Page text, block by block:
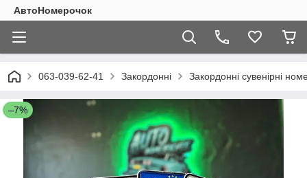
АвтоНомерочок
063-039-62-41 Закордонні Закордонні сувенірні
–7%